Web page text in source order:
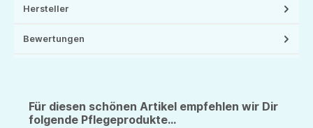
Hersteller
Bewertungen
Für diesen schönen Artikel empfehlen wir Dir
folgende Pflegeprodukte...